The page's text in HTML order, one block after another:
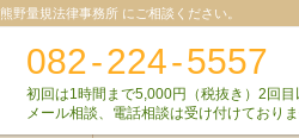
野量規法律事務所 にご相談ください。
082-224-5557
初回は1時間まで5,000円（税抜き）2回目
メール相談、電話相談は受け付けており